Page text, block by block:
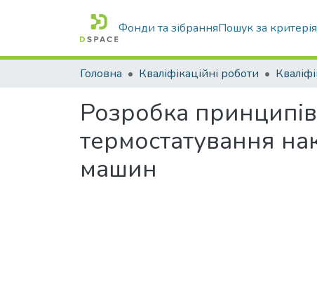
Фонди та зібранняПошук за
Головна Кваліфікаційні роботи
Розробка
термостатування
машин